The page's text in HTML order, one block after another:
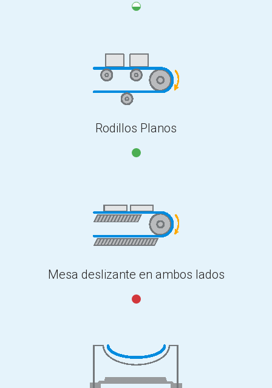
Rodillos Planos
Mesa deslizante en ambos lados